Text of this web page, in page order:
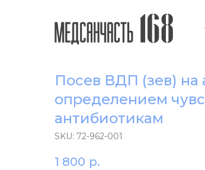
Посев ВДП (зев) на
определением
антибиотикам
SKU: 72-962-001
1 800 р.